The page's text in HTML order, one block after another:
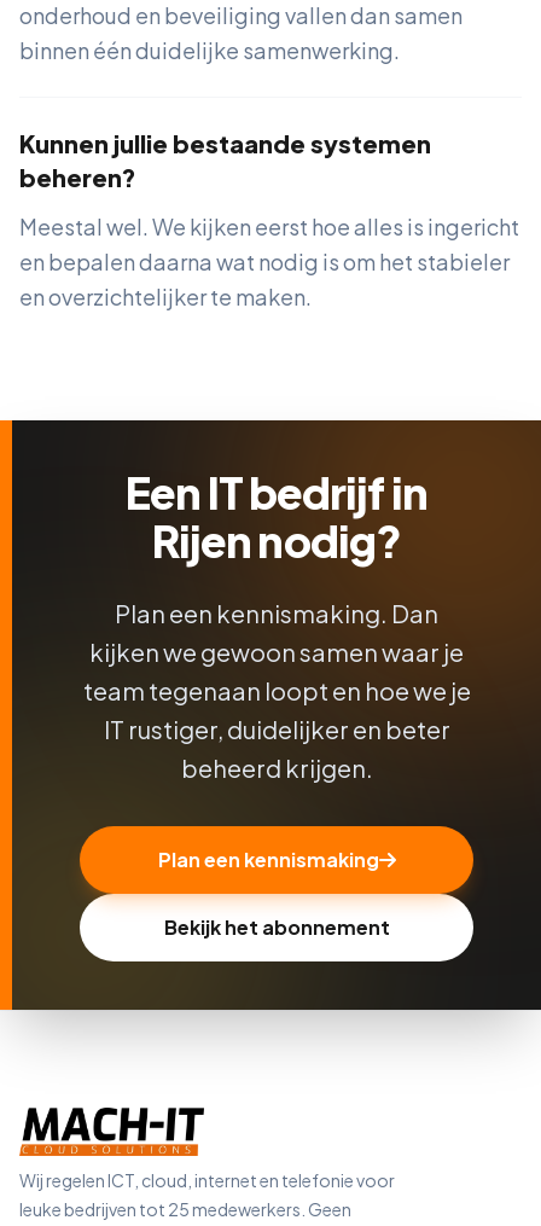
onderhoud en beveiliging vallen dan samen
binnen één duidelijke samenwerking.
Kunnen jullie bestaande systemen
beheren?
Meestal wel. We kijken eerst hoe alles is ingericht
en bepalen daarna wat nodig is om het stabieler
en overzichtelijker te maken.
Een IT bedrijf in
Rijen nodig?
Plan een kennismaking. Dan
kijken we gewoon samen waar je
team tegenaan loopt en hoe we je
IT rustiger, duidelijker en beter
beheerd krijgen.
Plan een kennismaking
Bekijk het abonnement
Wij regelen ICT, cloud, internet en telefonie voor
leuke bedrijven tot 25 medewerkers. Geen